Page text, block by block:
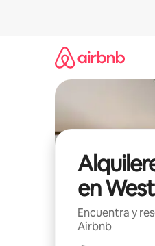
en
Encuentra y
Airbnb